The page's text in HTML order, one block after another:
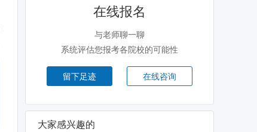
在线报名
与老师聊一聊
系统评估您报考各院校的可能性
留下足迹 在线咨询
大家感兴趣的